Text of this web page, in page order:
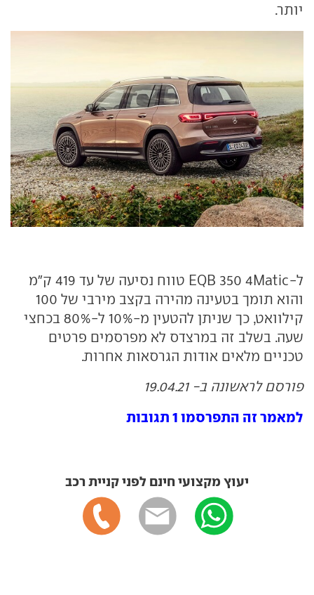
יותר.
ל-EQB 350 4Matic טווח נסיעה של עד 419 ק"מ
והוא תומך בטעינה מהירה בקצב מירבי של 100
קילוואט, כך שניתן להטעין מ-10% ל-80% בכחצי
שעה. בשלב זה במרצדס לא מפרסמים פרטים
טכניים מלאים אודות הגרסאות אחרות.
פורסם לראשונה ב- 19.04.21
למאמר זה התפרסמו 1 תגובות
יעוץ מקצועי חינם לפני קניית רכב